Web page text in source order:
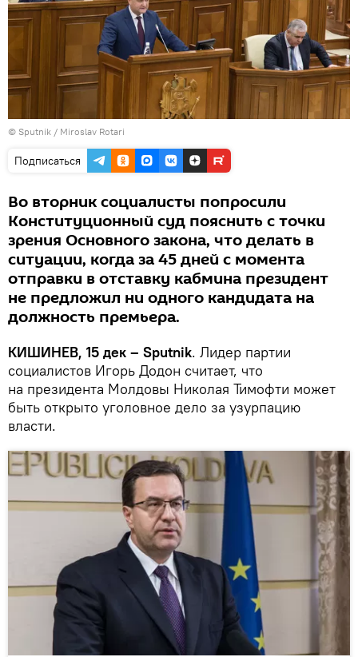
© Sputnik / Miroslav Rotari
Подписаться
Во вторник социалисты попросили
Конституционный суд пояснить с точки
зрения Основного закона, что делать в
ситуации, когда за 45 дней с момента
отправки в отставку кабмина президент
не предложил ни одного кандидата на
должность премьера.
КИШИНЕВ, 15 дек – Sputnik. Лидер партии
социалистов Игорь Додон считает, что
на президента Молдовы Николая Тимофти может
быть открыто уголовное дело за узурпацию
власти.